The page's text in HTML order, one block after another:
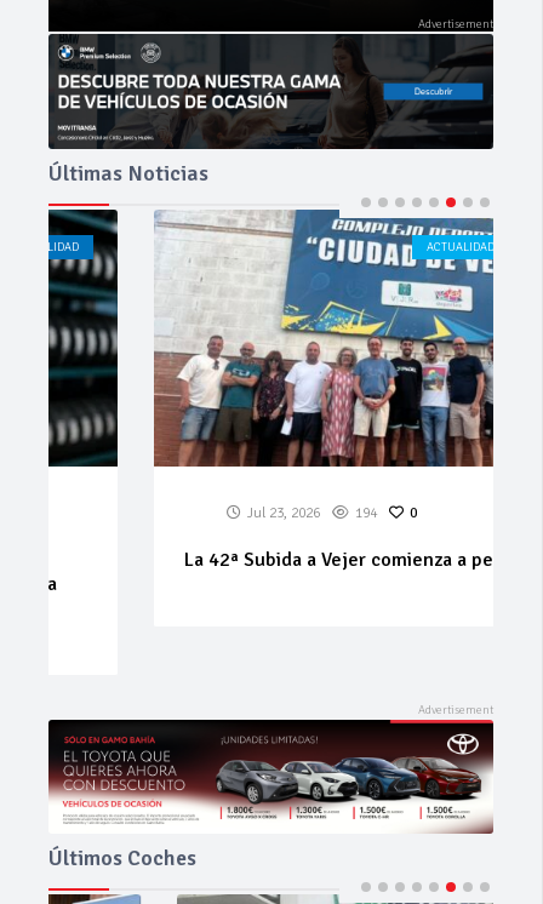
Últimas Noticias
ACTUALIDAD CÁDIZ
194 0
La 42ª Subida a Vejer comienza a perfilarse
Últimos Coches